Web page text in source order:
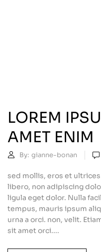
LOREM
AMET ENIM
By: gianne-bonan
sed mollis, eros et
libero, non adipiscing
ligula eget dolor. Nulla
tempus, mauris ipsum
urna a orci. non, velit.
sit amet orci....